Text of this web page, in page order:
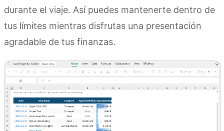
durante el viaje. Así puedes mantenerte dentro de
tus límites mientras disfrutas una presentación
agradable de tus finanzas.